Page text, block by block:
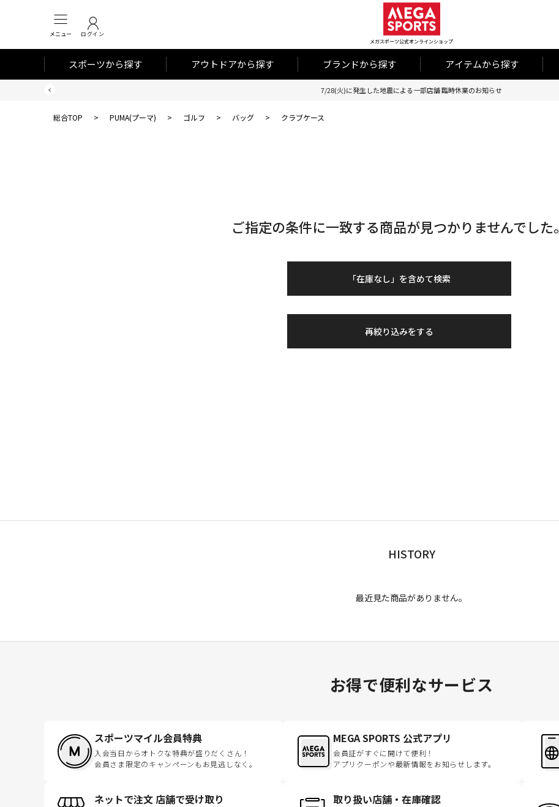
メニュー ログイン
メガスポーツ公式オンラインショップ
スポーツから探す アウトドアから探す ブランドから探す アイテムから探す
7/28(火)に発生した地震による一部店舗 臨時休業のお知らせ
総合TOP > PUMA(プーマ) > ゴルフ > バッグ > クラブケース
ご指定の条件に一致する商品が見つかりませんでした。
「在庫なし」を含めて検索
再絞り込みをする
HISTORY
最近見た商品がありません。
お得で便利なサービス
スポーツマイル会員特典
入会当日からオトクな特典が盛りだくさん！
会員さま限定のキャンペーンもお見逃しなく。
MEGA SPORTS 公式アプリ
会員証がすぐに開けて便利！
アプリクーポンや最新情報をお知らせします。
ネットで注文 店舗で受け取り 取り扱い店舗・在庫確認